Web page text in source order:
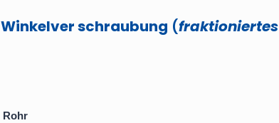
Winkelver schraubung (fraktioniertes
Rohr